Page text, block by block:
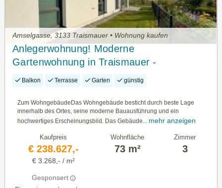
Amselgasse, 3133 Traismauer • Wohnung kaufen
Anlegerwohnung! Moderne
Gartenwohnung in Traismauer -
Mietvertrag bis 28.02.2030
Balkon Terrasse Garten günstig
Zum WohngebäudeDas Wohngebäude besticht durch beste Lage
innerhalb des Ortes, seine moderne Bauausführung und ein
hochwertiges Erscheinungsbild. Das Gebäude... mehr anzeigen
Kaufpreis
€ 238.627,-
€ 3.268,- / m²
Gesponsert
Wohnfläche
73 m²
Zimmer
3